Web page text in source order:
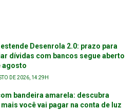
Desenrola 2.0: prazo para
dívidas com bancos segue aberto
agosto
DE 2026, 14:29H
bandeira amarela: descubra
você vai pagar na conta de luz